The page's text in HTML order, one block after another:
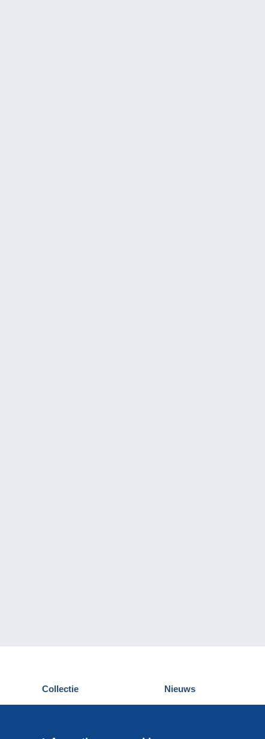
Collectie
Postkaarten
Nieuws
Delcampe Evenementen